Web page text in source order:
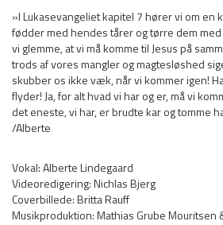
»I Lukasevangeliet kapitel 7 hører vi om en
fødder med hendes tårer og tørre dem med
vi glemme, at vi må komme til Jesus på
trods af vores mangler og magtesløshed
skubber os ikke væk, når vi kommer igen!
flyder! Ja, for alt hvad vi har og er, må vi
det eneste, vi har, er brudte kar og tomme
/Alberte
Vokal: Alberte Lindegaard
Videoredigering: Nichlas Bjerg
Coverbillede: Britta Rauff
Musikproduktion: Mathias Grube Mouritsen